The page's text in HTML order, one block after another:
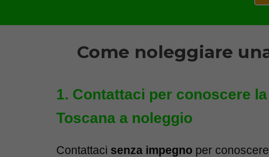
Come noleggiare
Contattaci per conoscere
Toscana a noleggio
Contattaci senza impegno per